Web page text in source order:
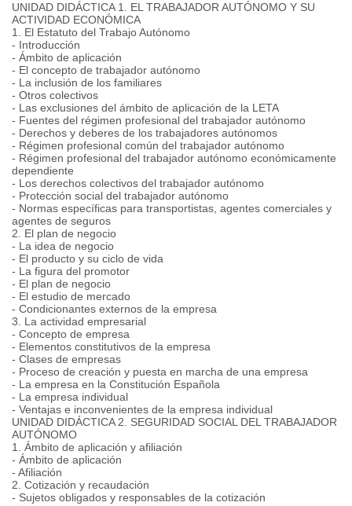
UNIDAD DIDÁCTICA 1. EL TRABAJADOR AUTÓNOMO Y SU
ACTIVIDAD ECONÓMICA
1. El Estatuto del Trabajo Autónomo
- Introducción
- Ámbito de aplicación
- El concepto de trabajador autónomo
- La inclusión de los familiares
- Otros colectivos
- Las exclusiones del ámbito de aplicación de la LETA
- Fuentes del régimen profesional del trabajador autónomo
- Derechos y deberes de los trabajadores autónomos
- Régimen profesional común del trabajador autónomo
- Régimen profesional del trabajador autónomo económicamente
dependiente
- Los derechos colectivos del trabajador autónomo
- Protección social del trabajador autónomo
- Normas específicas para transportistas, agentes comerciales y
agentes de seguros
2. El plan de negocio
- La idea de negocio
- El producto y su ciclo de vida
- La figura del promotor
- El plan de negocio
- El estudio de mercado
- Condicionantes externos de la empresa
3. La actividad empresarial
- Concepto de empresa
- Elementos constitutivos de la empresa
- Clases de empresas
- Proceso de creación y puesta en marcha de una empresa
- La empresa en la Constitución Española
- La empresa individual
- Ventajas e inconvenientes de la empresa individual
UNIDAD DIDÁCTICA 2. SEGURIDAD SOCIAL DEL TRABAJADOR
AUTÓNOMO
1. Ámbito de aplicación y afiliación
- Ámbito de aplicación
- Afiliación
2. Cotización y recaudación
- Sujetos obligados y responsables de la cotización